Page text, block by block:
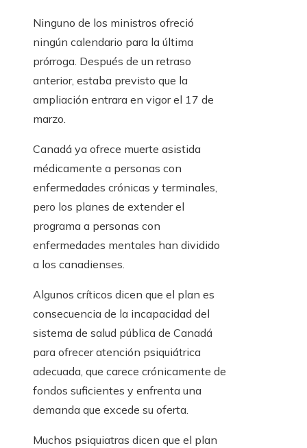
Ninguno de los ministros ofreció
ningún calendario para la última
prórroga. Después de un retraso
anterior, estaba previsto que la
ampliación entrara en vigor el 17 de
marzo.
Canadá ya ofrece muerte asistida
médicamente a personas con
enfermedades crónicas y terminales,
pero los planes de extender el
programa a personas con
enfermedades mentales han dividido
a los canadienses.
Algunos críticos dicen que el plan es
consecuencia de la incapacidad del
sistema de salud pública de Canadá
para ofrecer atención psiquiátrica
adecuada, que carece crónicamente de
fondos suficientes y enfrenta una
demanda que excede su oferta.
Muchos psiquiatras dicen que el plan